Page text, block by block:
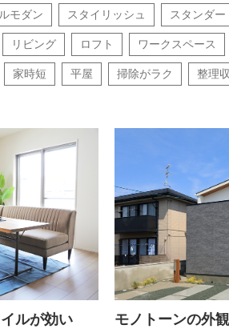
モダン スタイリッシュ スタンダー
リビング ロフト ワークスペース
家時短 平屋 掃除がラク 整理
ルが効い
モノトーンの外